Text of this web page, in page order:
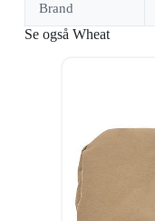
Brand
Se også Wheat